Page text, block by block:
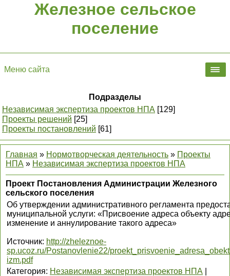
Железное сельское
поселение
Меню сайта
Подразделы
Независимая экспертиза проектов НПА [129]
Проекты решений [25]
Проекты постановлений [61]
Главная » Нормотворческая деятельность » Проекты
НПА » Независимая экспертиза проектов НПА
Проект Постановления Администрации Железного
сельского поселения
Об утверждении административного регламента
муниципальной услуги: «Присвоение адреса объекту
изменение и аннулирование такого адреса»
Источник: http://zheleznoe-
sp.ucoz.ru/Postanovlenie22/
izm.pdf
Категория: Независимая экспертиза проектов НПА